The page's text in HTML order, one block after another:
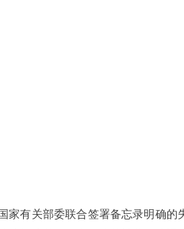
家有关部委联合签署备忘录明确的